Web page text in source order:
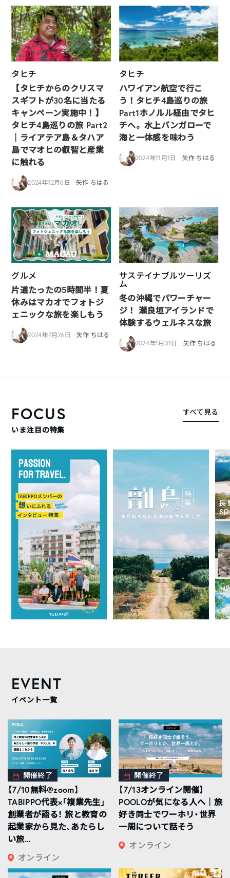
タヒチ
【タヒチからのクリスマ
スギフトが30名に当たる
キャンペーン実施中！】
タヒチ4島巡りの旅 Part2
｜ライアテア島＆タハア
島でマオヒの叡智と産業
に触れる
2024年12月6日 矢作 ちはる
タヒチ
ハワイアン航空で行こ
う！タヒチ4島巡りの旅
Part1ホノルル経由でタヒ
チへ。水上バンガローで
海と一体感を味わう
2024年11月1日 矢作 ちはる
グルメ
片道たったの5時間半！夏
休みはマカオでフォトジ
ェニックな旅を楽しもう
2024年7月26日 矢作 ちはる
サステイナブルツーリズ
ム
冬の沖縄でパワーチャー
ジ！ 瀬良垣アイランドで
体験するウェルネスな旅
2024年1月31日 矢作 ちはる
FOCUS
いま注目の特集
すべて見る
EVENT
イベント一覧
開催終了
【7/10無料@zoom】
TABIPPO代表×「複業先生」
創業者が語る！ 旅と教育の
起業家から見た、あたらし
い旅...
オンライン
開催終了
【7/13オンライン開催】
POOLOが気になる人へ｜旅
好き同士でワーホリ・世界
一周について話そう
オンライン